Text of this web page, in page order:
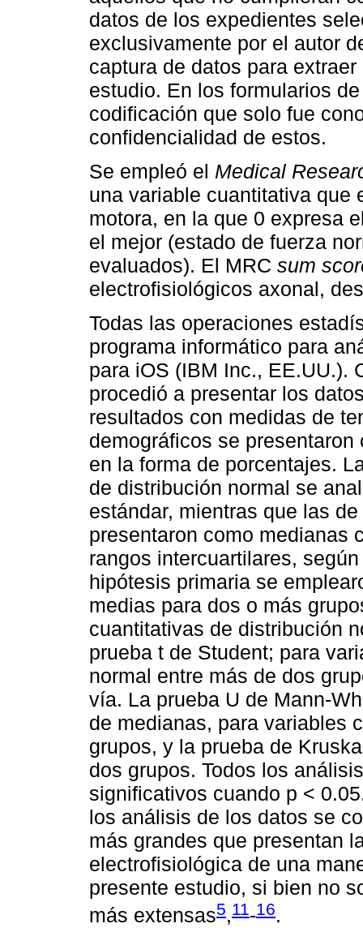
datos de los expedientes
exclusivamente por el autor
captura de datos para
estudio. En los formularios
codificación que solo fue
confidencialidad de estos.
Se empleó el Medical
una variable cuantitativa que
motora, en la que 0 expresa
el mejor (estado de fuerza
evaluados). El MRC sum
electrofisiológicos axonal,
Todas las operaciones
programa informático para
para iOS (IBM Inc., EE.UU.).
procedió a presentar los
resultados con medidas de
demográficos se
en la forma de porcentajes.
de distribución normal se
estándar, mientras que las
presentaron como medianas
rangos intercuartilares,
hipótesis primaria se
medias para dos o más
cuantitativas de distribución
prueba t de Student; para
normal entre más de dos
vía. La prueba U de Mann-
de medianas, para variables
grupos, y la prueba de
dos grupos. Todos los
significativos cuando p <
los análisis de los datos se
más grandes que presentan
electrofisiológica de una
presente estudio, si bien no
más extensas5,11-16.